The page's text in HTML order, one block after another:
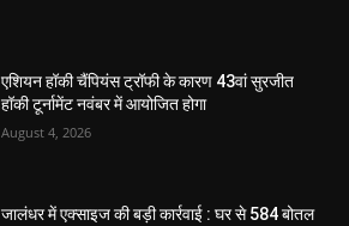
एशियन हॉकी चैंपियंस ट्रॉफी के कारण 43वां सुरजीत
हॉकी टूर्नामेंट नवंबर में आयोजित होगा
August 4, 2026
जालंधर में एक्साइज की बड़ी कार्रवाई : घर से 584 बोतल